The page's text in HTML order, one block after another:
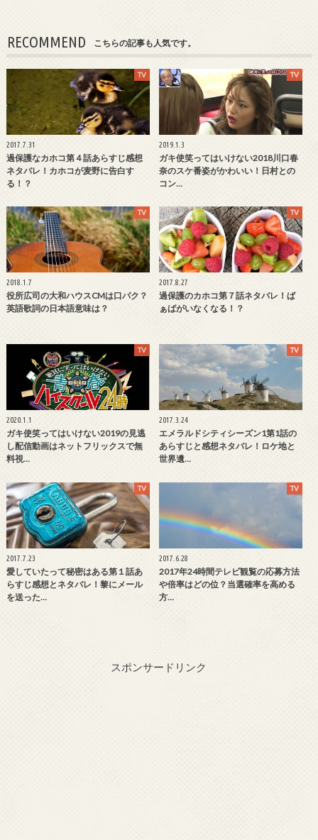
RECOMMEND こちらの記事も人気です。
TV
2017.7.31
過保護なカホコ第４話あらすじ感想
ネタバレ！カホコが麦野に告白す
る！？
TV
2019.1.3
ガキ使笑ってはいけない2018川口春
奈のスケ番姿がかわいい！日村との
コン…
TV
2018.1.7
役所広司の大和ハウスCMは口パク？
英語歌詞の日本語意味は？
TV
2017.8.27
過保護のカホコ第７話ネタバレ！ば
ぁばがいなくなる！？
TV
2020.1.1
ガキ使笑ってはいけない2019の見逃
し配信動画はネットフリックスで無
料視…
TV
2017.3.24
エメラルドシティシーズン1第1話の
あらすじと感想ネタバレ！ロケ地と
世界遺…
TV
2017.7.23
愛していたって秘密はある第１話あ
らすじ感想とネタバレ！黎にメール
を送った…
TV
2017.6.28
2017年24時間テレビ観覧の応募方法
や倍率はどの位？当選確率を高める
方…
スポンサードリンク